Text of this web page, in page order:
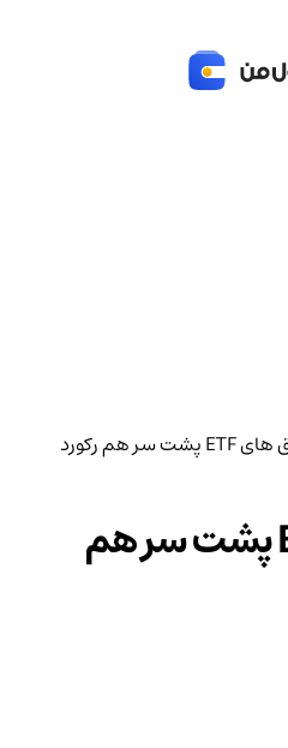
صندوق های ETF پشت سر هم رکورد
صندوق های ETF پشت سر هم